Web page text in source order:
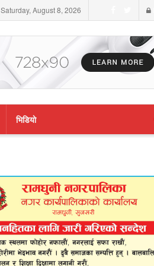
Saturday, August 8, 2026
भिडियाे